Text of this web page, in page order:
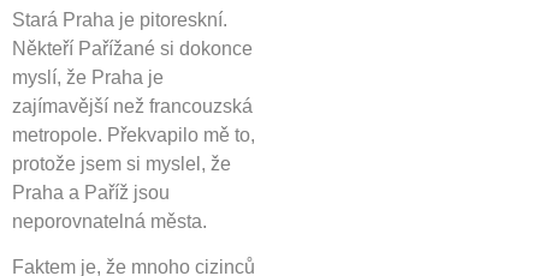
Stará Praha je pitoreskní.
Někteří Pařížané si dokonce
myslí, že Praha je
zajímavější než francouzská
metropole. Překvapilo mě to,
protože jsem si myslel, že
Praha a Paříž jsou
neporovnatelná města.
Faktem je, že mnoho cizinců